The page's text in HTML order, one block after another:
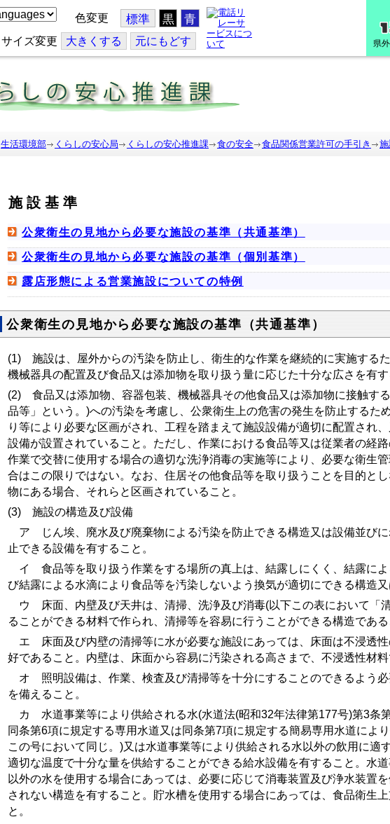
色変更 標準 黒 青
サイズ変更 大きくする 元にもどす 県
生活環境部 くらしの安心局 くらしの安心推進課 食の安全 食品関係営業許可の手引き
施設基準
公衆衛生の見地から必要な施設の基準（共通基準）
公衆衛生の見地から必要な施設の基準（個別基準）
露店形態による営業施設についての特例
公衆衛生の見地から必要な施設の基準（共通基準）
(1) 施設は、屋外からの汚染を防止し、衛生的な作業を継続的に実施するた
機械器具の配置及び食品又は添加物を取り扱う量に応じた十分な広さを有す
(2) 食品又は添加物、容器包装、機械器具その他食品又は添加物に接触す
品等」という。)への汚染を考慮し、公衆衛生上の危害の発生を防止するた
り等により必要な区画がされ、工程を踏まえて施設設備が適切に配置され
設備が設置されていること。ただし、作業における食品等又は従業者の経
作業で交替に使用する場合の適切な洗浄消毒の実施等により、必要な衛生
合はこの限りではない。なお、住居その他食品等を取り扱うことを目的と
物にある場合、それらと区画されていること。
(3) 施設の構造及び設備
ア じん埃、廃水及び廃棄物による汚染を防止できる構造又は設備並びに
止できる設備を有すること。
イ 食品等を取り扱う作業をする場所の真上は、結露しにくく、結露によ
び結露による水滴により食品等を汚染しないよう換気が適切にできる構造又
ウ 床面、内壁及び天井は、清掃、洗浄及び消毒(以下この表において「
ることができる材料で作られ、清掃等を容易に行うことができる構造である
エ 床面及び内壁の清掃等に水が必要な施設にあっては、床面は不浸透性
好であること。内壁は、床面から容易に汚染される高さまで、不浸透性材料
オ 照明設備は、作業、検査及び清掃等を十分にすることのできるよう必
を備えること。
カ 水道事業等により供給される水(水道法(昭和32年法律第177号)第3条第
同条第6項に規定する専用水道又は同条第7項に規定する簡易専用水道によ
この号において同じ。)又は水道事業等により供給される水以外の飲用に適
適切な温度で十分な量を供給することができる給水設備を有すること。水
以外の水を使用する場合にあっては、必要に応じて消毒装置及び浄水装置
されない構造を有すること。貯水槽を使用する場合にあっては、食品衛生
と。